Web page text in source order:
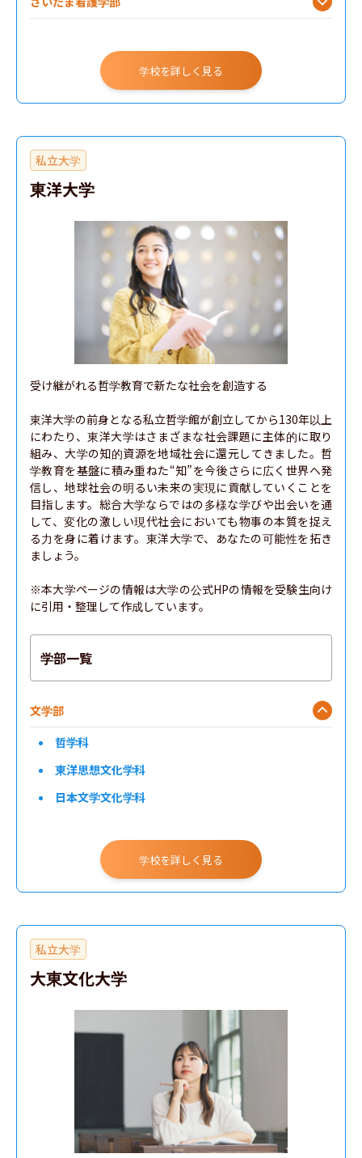
学校を詳しく見る
私立大学
東洋大学
受け継がれる哲学教育で新たな社会を創造する
東洋大学の前身となる私立哲学館が創立してから130年以上
にわたり、東洋大学はさまざまな社会課題に主体的に取り
組み、大学の知的資源を地域社会に還元してきました。哲
学教育を基盤に積み重ねた“知”を今後さらに広く世界へ発
信し、地球社会の明るい未来の実現に貢献していくことを
目指します。総合大学ならではの多様な学びや出会いを通
して、変化の激しい現代社会においても物事の本質を捉え
る力を身に着けます。東洋大学で、あなたの可能性を拓き
ましょう。
※本大学ページの情報は大学の公式HPの情報を受験生向け
に引用・整理して作成しています。
学部一覧
文学部
哲学科
東洋思想文化学科
日本文学文化学科
教育学科 人間発達専攻
東洋思想文化学科（イブニングコース）
日本文学文化学科（イブニングコース）
教育学科（イブニングコース）
学校を詳しく見る
私立大学
大東文化大学